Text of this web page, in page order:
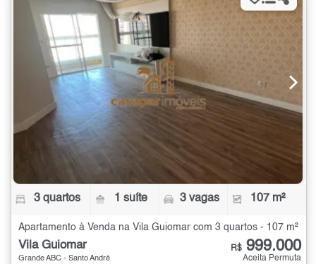
3 quartos 1 suíte 3 vagas 107 m²
Apartamento à Venda na Vila Guiomar com 3 quartos - 107 m²
Vila Guiomar
Grande ABC - Santo André
R$ 999.000
Aceita Permuta